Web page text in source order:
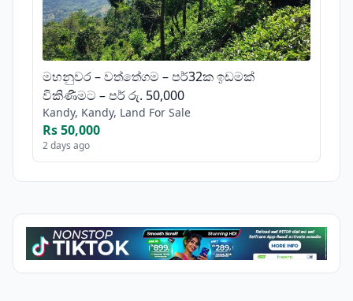
මහනුවර – වත්තේගම – පර්32ක ඉඩමක්
විකිණීමට – පර් රු. 50,000
Kandy, Kandy, Land For Sale
Rs 50,000
2 days ago